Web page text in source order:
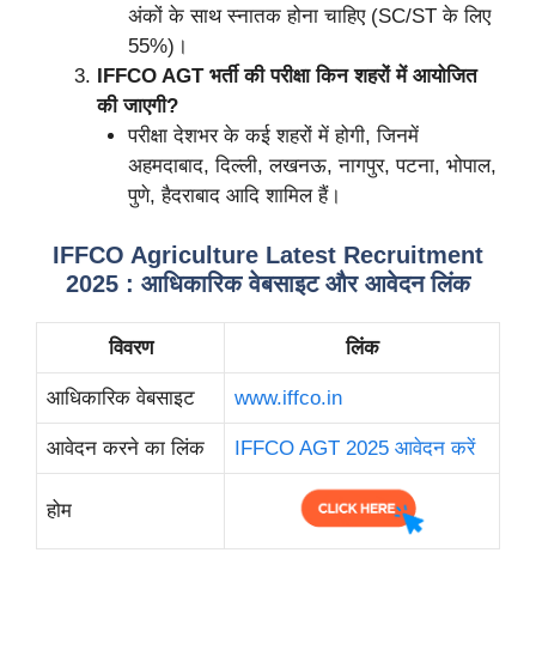
अंकों के साथ स्नातक होना चाहिए (SC/ST के लिए
55%)।
IFFCO AGT भर्ती की परीक्षा किन शहरों में आयोजित
की जाएगी?
परीक्षा देशभर के कई शहरों में होगी, जिनमें
अहमदाबाद, दिल्ली, लखनऊ, नागपुर, पटना, भोपाल,
पुणे, हैदराबाद आदि शामिल हैं।
IFFCO Agriculture Latest Recruitment
2025 : आधिकारिक वेबसाइट और आवेदन लिंक
विवरण लिंक
आधिकारिक वेबसाइट www.iffco.in
आवेदन करने का लिंक IFFCO AGT 2025 आवेदन करें
होम